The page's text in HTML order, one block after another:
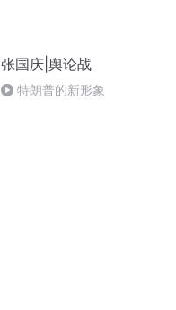
张国庆|舆论战
特朗普的新形象